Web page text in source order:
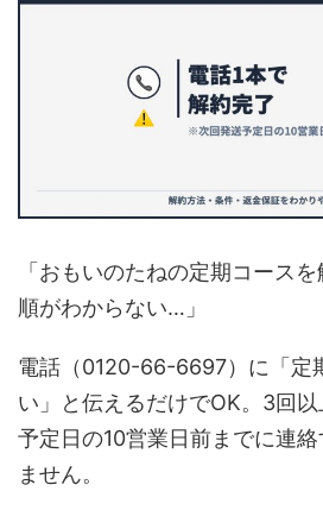
「おもいのたねの定期コース
順がわからない…」
電話（0120-66-6697）に「定
い」と伝えるだけでOK。3回
予定日の10営業日前までに連
ません。